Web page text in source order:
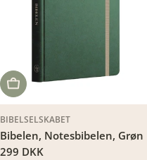
LÆG I KURV
BIBELSELSKABET
Bibelen, Notesbibelen, Grøn
Translation
299 DKK